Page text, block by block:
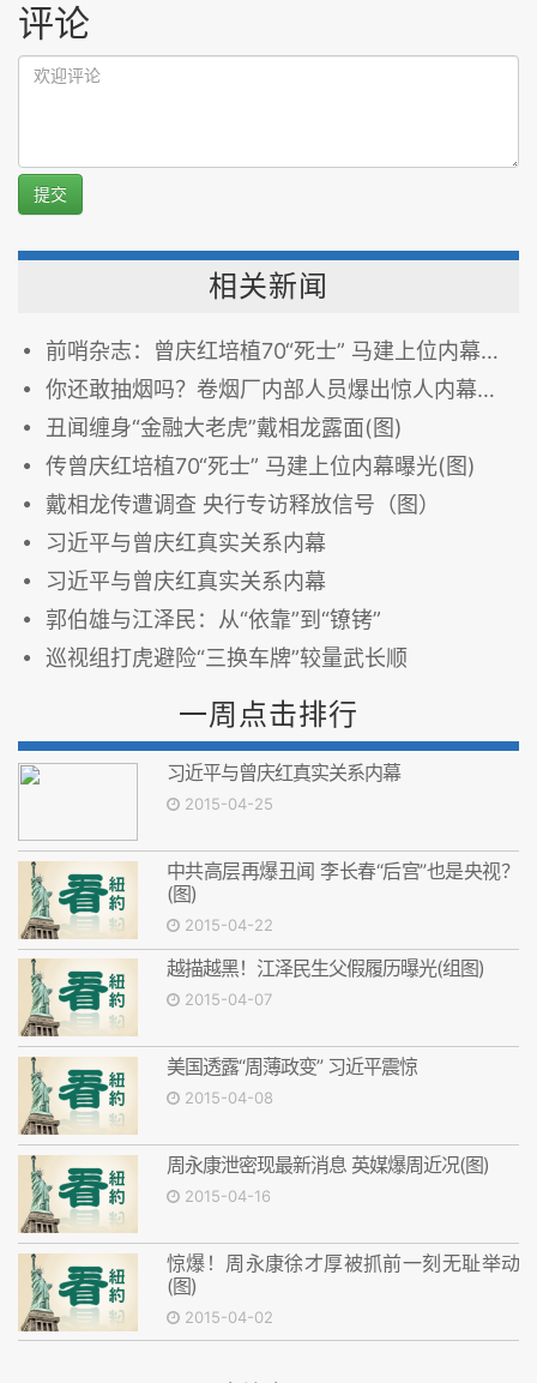
评论
提交
相关新闻
前哨杂志：曾庆红培植70“死士” 马建上位内幕曝光
你还敢抽烟吗？卷烟厂内部人员爆出惊人内幕！（图）
丑闻缠身“金融大老虎”戴相龙露面(图)
传曾庆红培植70“死士” 马建上位内幕曝光(图)
戴相龙传遭调查 央行专访释放信号（图）
习近平与曾庆红真实关系内幕
习近平与曾庆红真实关系内幕
郭伯雄与江泽民：从“依靠”到“镣铐”
巡视组打虎避险“三换车牌”较量武长顺
一周点击排行
习近平与曾庆红真实关系内幕
2015-04-25
中共高层再爆丑闻 李长春“后宫”也是央视？
(图)
2015-04-22
越描越黑！江泽民生父假履历曝光(组图)
2015-04-07
美国透露“周薄政变” 习近平震惊
2015-04-08
周永康泄密现最新消息 英媒爆周近况(图)
2015-04-16
惊爆！周永康徐才厚被抓前一刻无耻举动
(图)
2015-04-02